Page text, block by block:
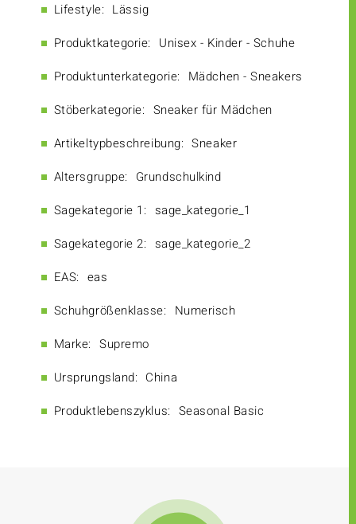
Lifestyle: Lässig
Produktkategorie: Unisex - Kinder - Schuhe
Produktunterkategorie: Mädchen - Sneakers
Stöberkategorie: Sneaker für Mädchen
Artikeltypbeschreibung: Sneaker
Altersgruppe: Grundschulkind
Sagekategorie 1: sage_kategorie_1
Sagekategorie 2: sage_kategorie_2
EAS: eas
Schuhgrößenklasse: Numerisch
Marke: Supremo
Ursprungsland: China
Produktlebenszyklus: Seasonal Basic